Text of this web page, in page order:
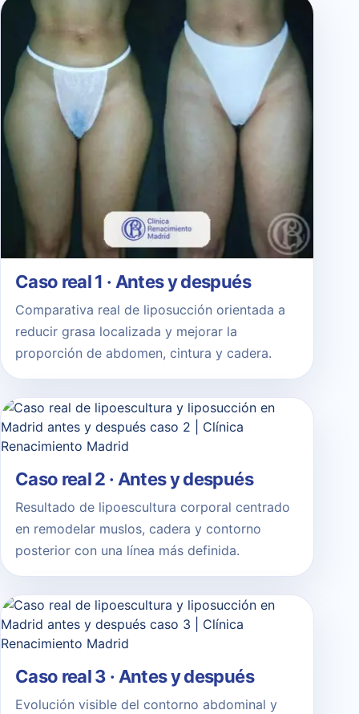
Caso real 1 · Antes y después
Comparativa real de liposucción orientada a
reducir grasa localizada y mejorar la
proporción de abdomen, cintura y cadera.
Caso real 2 · Antes y después
Resultado de lipoescultura corporal centrado
en remodelar muslos, cadera y contorno
posterior con una línea más definida.
Caso real 3 · Antes y después
Evolución visible del contorno abdominal y